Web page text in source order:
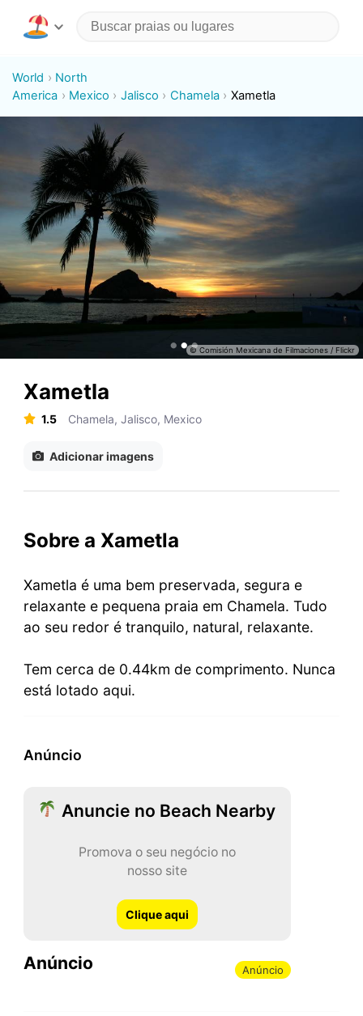
World
North
America
Mexico Jalisco Chamela Xametla
Xametla
1.5 Chamela, Jalisco, Mexico
Adicionar imagens
Sobre a Xametla
Xametla é uma bem preservada, segura e
relaxante e pequena praia em Chamela. Tudo
ao seu redor é tranquilo, natural, relaxante.
Tem cerca de 0.44km de comprimento. Nunca
está lotado aqui.
Anúncio
Anuncie no Beach Nearby
Promova o seu negócio no
nosso site
Clique aqui
Anúncio Anúncio